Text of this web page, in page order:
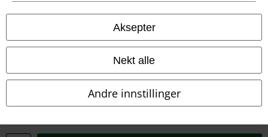
Aksepter
Nekt alle
Andre innstillinger
© 1986-2026 E.M.P. Merchandising HGmbH
EMP Online Shops
EMP France